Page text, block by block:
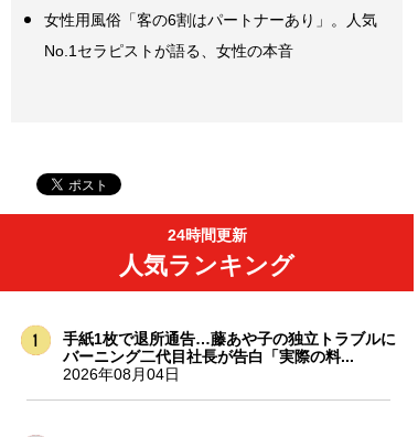
女性用風俗「客の6割はパートナーあり」。人気
No.1セラピストが語る、女性の本音
24時間更新
人気ランキング
手紙1枚で退所通告…藤あや子の独立トラブルに
バーニング二代目社長が告白「実際の料...
2026年08月04日